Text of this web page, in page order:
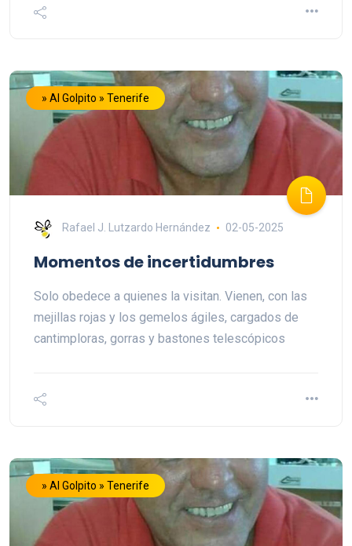
» Al Golpito » Tenerife
Rafael J. Lutzardo Hernández 02-05-2025
Momentos de incertidumbres
Solo obedece a quienes la visitan. Vienen, con las
mejillas rojas y los gemelos ágiles, cargados de
cantimploras, gorras y bastones telescópicos
» Al Golpito » Tenerife